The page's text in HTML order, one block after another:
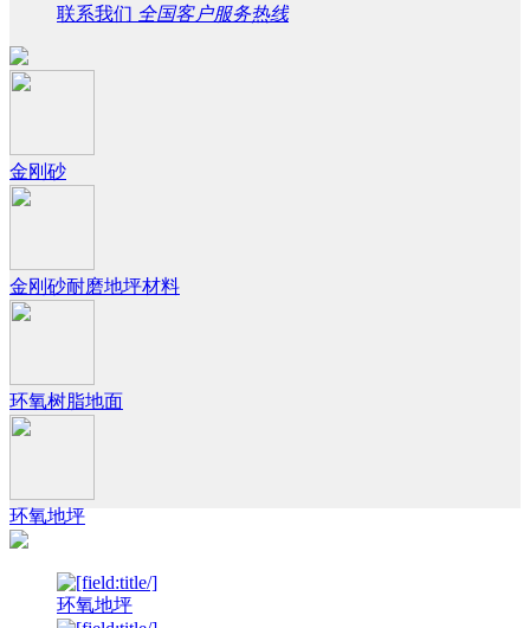
联系我们 全国客户服务热线
金刚砂
金刚砂耐磨地坪材料
环氧树脂地面
环氧地坪
环氧地坪